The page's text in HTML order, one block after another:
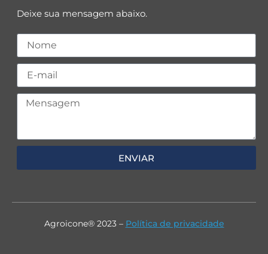
Deixe sua mensagem abaixo.
ENVIAR
Agroicone® 2023 – Política de privacidade